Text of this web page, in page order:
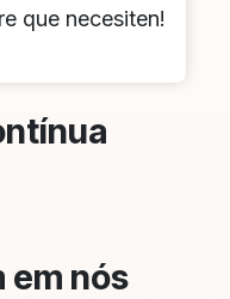
que necesiten!
em nós